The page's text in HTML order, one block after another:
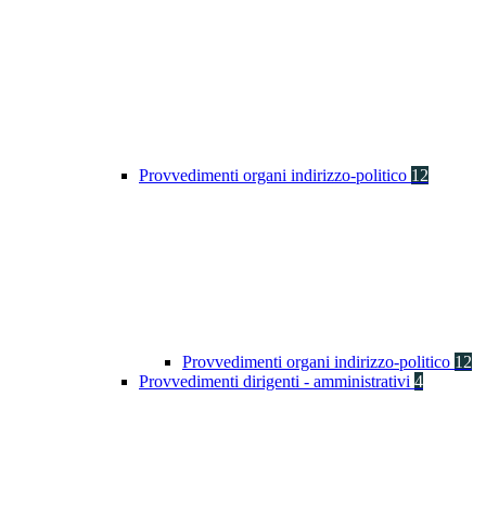
Provvedimenti organi indirizzo-politico 12
Provvedimenti organi indirizzo-politico 12
Provvedimenti dirigenti - amministrativi 4